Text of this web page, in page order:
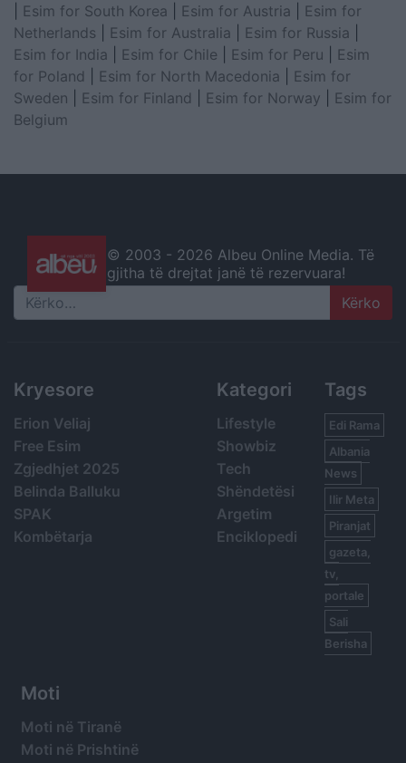
Esim for South Korea Esim for Austria
Esim for
Netherlands
Esim for Australia Esim for Russia
Esim for India
Esim for Chile Esim for Peru
Esim
for Poland
Esim for North Macedonia
Esim for
Sweden
Esim for Finland Esim for Norway
Esim for
Belgium
© 2003 - 2026 Albeu Online Media. Të
gjitha të drejtat janë të rezervuara!
Search
Kryesore
Erion Veliaj
Free Esim
Zgjedhjet 2025
Belinda Balluku
SPAK
Kombëtarja
Kategori
Lifestyle
Showbiz
Tech
Shëndetësi
Argetim
Enciklopedi
Tags
Edi Rama
Albania
News
Ilir Meta
Piranjat
gazeta,
tv,
portale
Sali
Berisha
Moti
Moti në Tiranë
Moti në Prishtinë